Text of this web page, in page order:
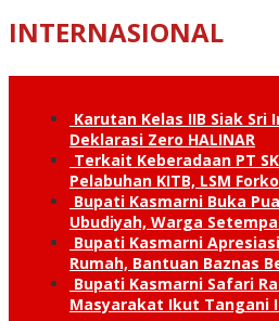
INTERNASIONAL
Karutan Kelas IIB Siak Sri
Deklarasi Zero HALINAR
Terkait Keberadaan PT
Pelabuhan KITB, LSM
Bupati Kasmarni Buka
Ubudiyah, Warga
Bupati Kasmarni
Rumah, Bantuan Baznas
Bupati Kasmarni Safari
Masyarakat Ikut Tangani